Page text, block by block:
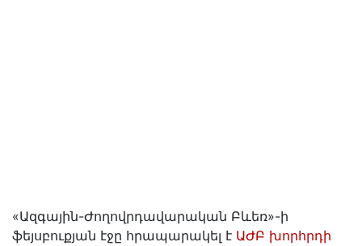
«Ազգային-Ժողովրդավարական Բևեռ»-ի
ֆեյսբուքյան էջը հրապարակել է ԱԺԲ խորհրդի